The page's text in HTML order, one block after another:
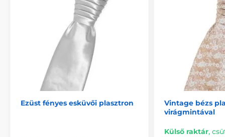
Ezüst fényes esküvői plasztron
Vintage bézs
virágmintával
Külső raktár,